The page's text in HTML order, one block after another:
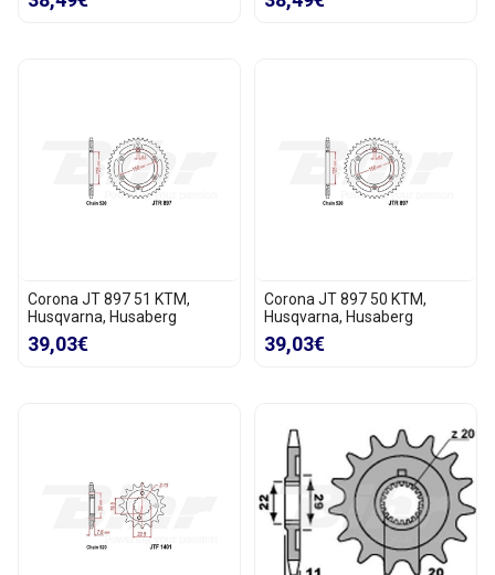
Corona JT 897 51 KTM,
Husqvarna, Husaberg
39,03€
Corona JT 897 50 KTM,
Husqvarna, Husaberg
39,03€